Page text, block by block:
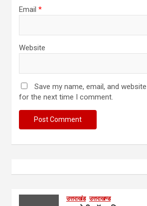
Email *
Website
Save my name, email, and
for the next time I comment.
उत्तराखंड उत्तराखण्ड